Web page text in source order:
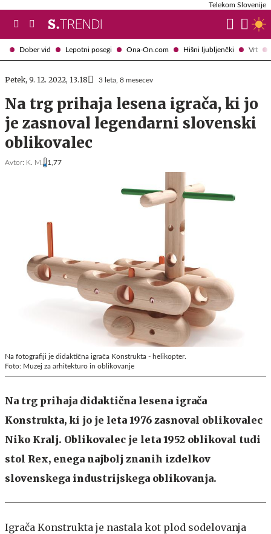
Dober vid Lepotni posegi Ona-On.com Hišni ljubljenčki Vrt
Telekom Slovenije
Petek, 9. 12. 2022, 13.18 3 leta, 8 mesecev
Na trg prihaja lesena igrača, ki jo
je zasnoval legendarni slovenski
oblikovalec
Avtor: K. M. 1,77
Na fotografiji je didaktična igrača Konstrukta - helikopter.
Foto: Muzej za arhitekturo in oblikovanje
Na trg prihaja didaktična lesena igrača
Konstrukta, ki jo je leta 1976 zasnoval oblikovalec
Niko Kralj. Oblikovalec je leta 1952 oblikoval tudi
stol Rex, enega najbolj znanih izdelkov
slovenskega industrijskega oblikovanja.
Igrača Konstrukta je nastala kot plod sodelovanja